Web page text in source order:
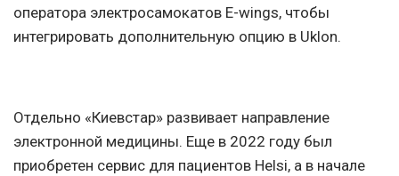
оператора электросамокатов E-wings, чтобы
интегрировать дополнительную опцию в Uklon.
Отдельно «Киевстар» развивает направление
электронной медицины. Еще в 2022 году был
приобретен сервис для пациентов Helsi, а в начале